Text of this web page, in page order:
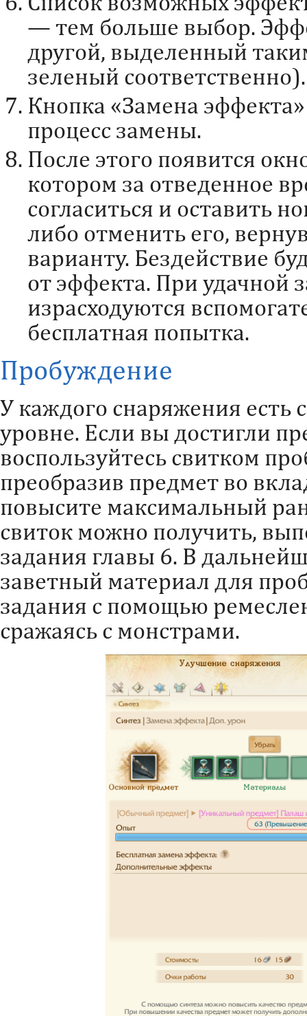
— тем больше выбор.
другой, выделенный
зеленый соответственно).
Кнопка «Замена
процесс замены.
После этого появится
котором за отведенное
согласиться и оставить
либо отменить его,
варианту. Бездействие
от эффекта. При удачной
израсходуются
бесплатная попытка.
Пробуждение
У каждого снаряжения есть
уровне. Если вы достигли
воспользуйтесь свитком
преобразив предмет во
повысите максимальный
свиток можно получить,
задания главы 6. В
заветный материал для
задания с помощью
сражаясь с монстрами.